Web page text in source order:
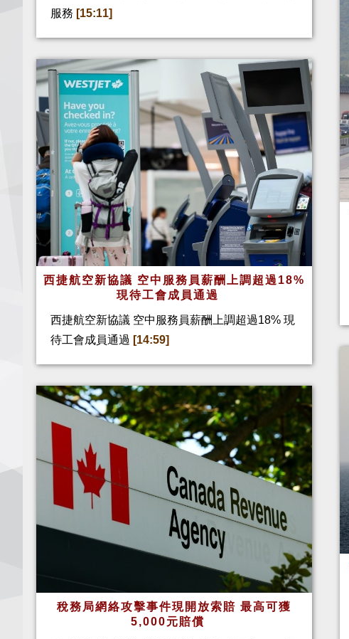
服務 [15:11]
西捷航空新協議 空中服務員薪酬上調超過18%
現待工會成員通過
西捷航空新協議 空中服務員薪酬上調超過18% 現
待工會成員通過 [14:59]
稅務局網絡攻擊事件現開放索賠 最高可獲
5,000元賠償